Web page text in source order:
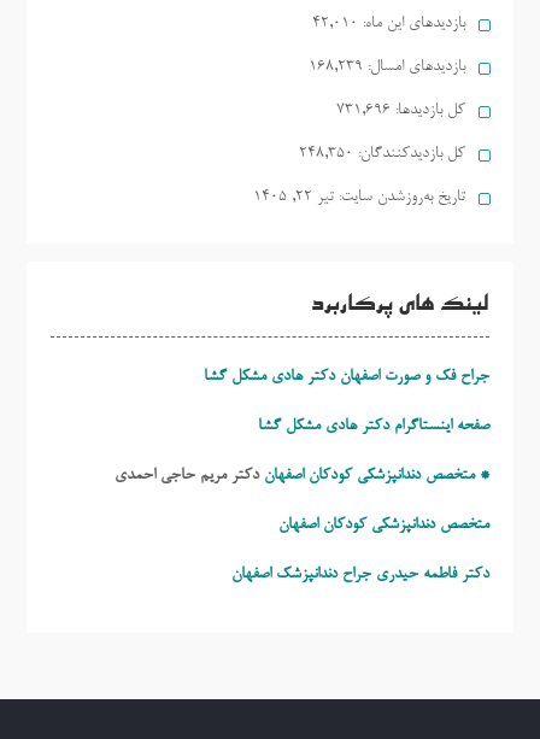
بازدیدهای این ماه: 42,010
بازدیدهای امسال: 168,239
کل بازدیدها: 731,696
کل بازدیدکنند‌گان: 248,350
تاریخ به‌روزشدن سایت: تیر ۲۲, ۱۴۰۵
لینک های پرکاربرد
جراح فک و صورت اصفهان دکتر هادی مشکل گشا
صفحه اینستاگرام دکتر هادی مشکل گشا
* متخصص دندانپزشکی کودکان اصفهان دکتر مریم حاجی احمدی
متخصص دندانپزشکی کودکان اصفهان
دکتر فاطمه حیدری جراح دندانپزشک اصفهان